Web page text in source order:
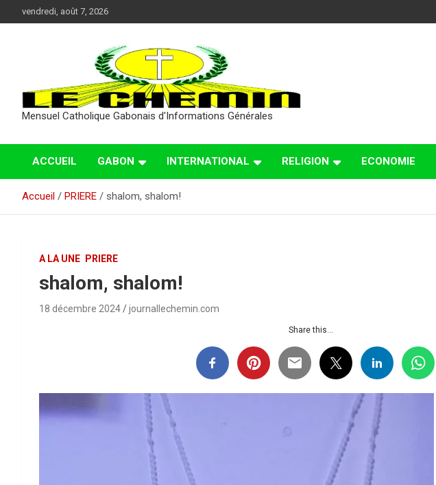
au
vendredi, août 7, 2026
Mensuel Catholique Gabonais d'Informations Générales
ACCUEIL GABON INTERNATIONAL RELIGION ECONOMIE
Accueil PRIERE shalom, shalom!
A LA UNE PRIERE
shalom, shalom!
18 décembre 2024 journallechemin.com
Share this...